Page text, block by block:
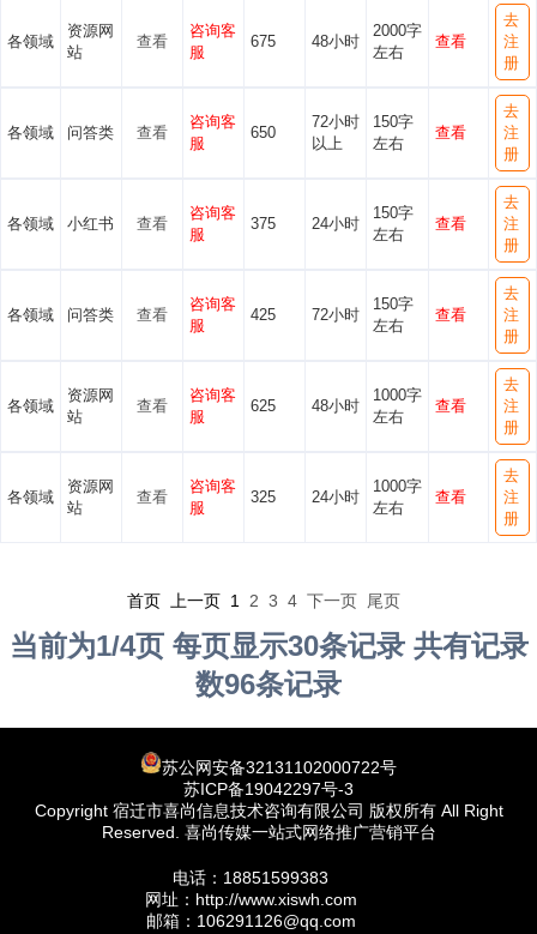
各领域
资源网
站
查看
咨询客
服
675 48小时
2000字
左右
查看
去
注
册
各领域 问答类 查看
咨询客
服
650
72小时
以上
150字
左右
查看
去
注
册
各领域 小红书 查看
咨询客
服
375 24小时
150字
左右
查看
去
注
册
各领域 问答类 查看
咨询客
服
425 72小时
150字
左右
查看
去
注
册
各领域
资源网
站
查看
咨询客
服
625 48小时
1000字
左右
查看
去
注
册
各领域
资源网
站
查看
咨询客
服
325 24小时
1000字
左右
查看
去
注
册
首页 上一页 1 2 3 4 下一页 尾页
当前为1/4页 每页显示30条记录 共有记录
数96条记录
苏公网安备32131102000722号
苏ICP备19042297号-3
Copyright 宿迁市喜尚信息技术咨询有限公司 版权所有 All Right
Reserved. 喜尚传媒一站式网络推广营销平台
电话：18851599383
网址：http://www.xiswh.com
邮箱：106291126@qq.com